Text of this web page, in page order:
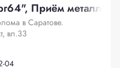
Приём
в Саратове.
вл.33
04